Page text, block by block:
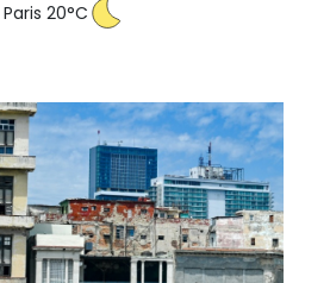
Paris 20°C